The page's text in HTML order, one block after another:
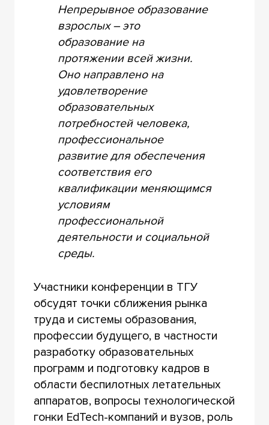
Непрерывное образование
взрослых – это
образование на
протяжении всей жизни.
Оно направлено на
удовлетворение
образовательных
потребностей человека,
профессиональное
развитие для обеспечения
соответствия его
квалификации меняющимся
условиям
профессиональной
деятельности и социальной
среды.
Участники конференции в ТГУ
обсудят точки сближения рынка
труда и системы образования,
профессии будущего, в частности
разработку образовательных
программ и подготовку кадров в
области беспилотных летательных
аппаратов, вопросы технологической
гонки EdTech-компаний и вузов, роль